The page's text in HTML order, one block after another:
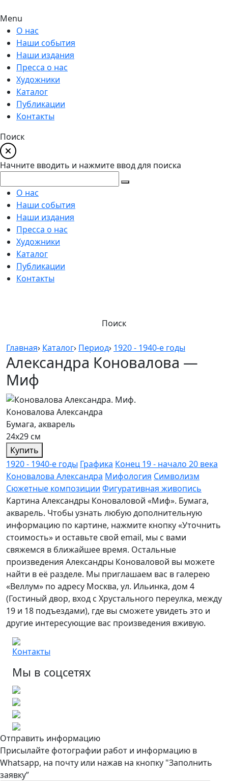
Menu
О нас
Наши события
Наши издания
Пресса о нас
Художники
Каталог
Публикации
Контакты
Поиск
Начните вводить и нажмите ввод для поиска
О нас
Наши события
Наши издания
Пресса о нас
Художники
Каталог
Публикации
Контакты
Поиск
Главная› Каталог› Период› 1920 - 1940-е годы
Александра Коновалова —
Миф
Коновалова Александра
Бумага, акварель
24х29 см
Купить
1920 - 1940-е годы Графика Конец 19 - начало 20 века
Коновалова Александра Мифология Символизм
Сюжетные композиции Фигуративная живопись
Картина Александры Коноваловой «Миф». Бумага,
акварель. Чтобы узнать любую дополнительную
информацию по картине, нажмите кнопку «Уточнить
стоимость» и оставьте свой email, мы с вами
свяжемся в ближайшее время. Остальные
произведения Александры Коноваловой вы можете
найти в её разделе. Мы приглашаем вас в галерею
«Веллум» по адресу Москва, ул. Ильинка, дом 4
(Гостиный двор, вход с Хрустального переулка, между
19 и 18 подъездами), где вы сможете увидеть это и
другие интересующие вас произведения вживую.
Контакты
Мы в соцсетях
Отправить информацию
Присылайте фотографии работ и информацию в
Whatsapp, на почту или нажав на кнопку "Заполнить
заявку”